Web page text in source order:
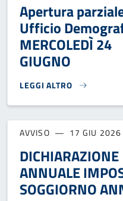
Apertura
Ufficio
MERCOLEDÌ 24
GIUGNO
LEGGI ALTRO
APERTURA PARZIALE
AVVISO 17 GIU 2026
DICHIARAZIONE
ANNUALE
SOGGIORNO